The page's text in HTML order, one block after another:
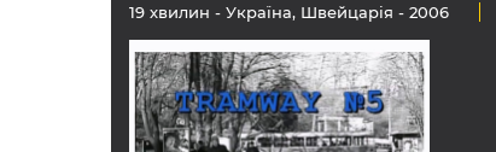
19 хвилин - Україна, Швейцарія - 2006